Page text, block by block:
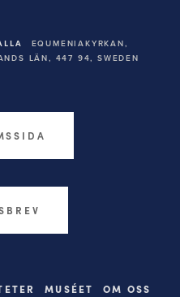
EQUMENIAKYRKAN,
LÄN, 447 94, SWEDEN
MUSÉET OM OSS